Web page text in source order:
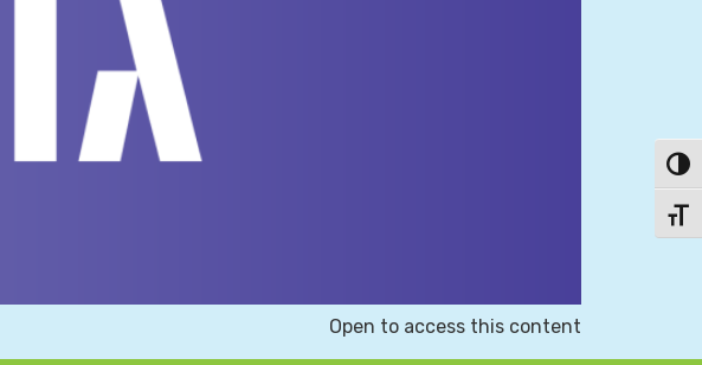
הפעל/כבה ניגודיות גבוהה
מתג גודל גופן
Open to access this content